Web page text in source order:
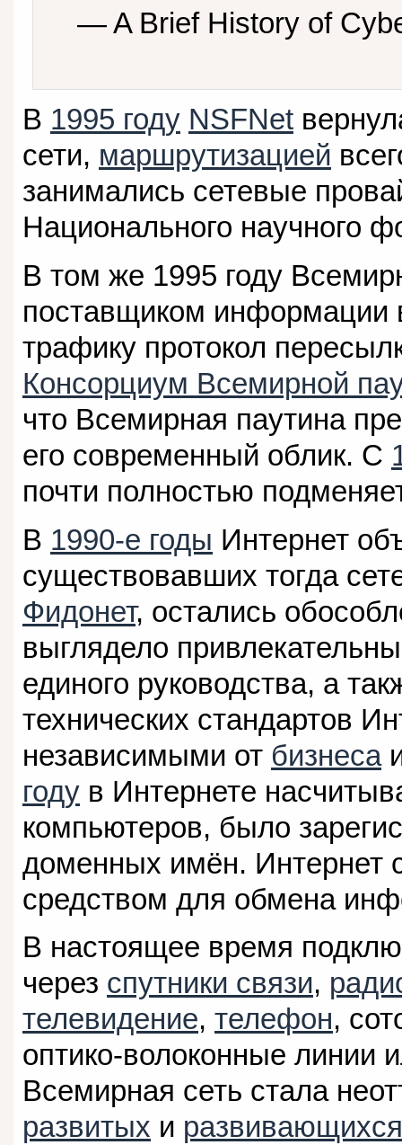
— A Brief History of
В 1995 году NSFNet
сети, маршрутизацией
занимались сетевые
Национального научного
В том же 1995 году
поставщиком информации
трафику протокол
Консорциум Всемирной
что Всемирная паутина
его современный облик. С
почти полностью
В 1990-е годы Интернет
существовавших тогда
Фидонет, остались
выглядело
единого руководства, а
технических стандартов
независимыми от бизнеса
году в Интернете
компьютеров, было
доменных имён. Интернет
средством для обмена
В настоящее время
через спутники связи,
телевидение, телефон,
оптико-волоконные линии
Всемирная сеть стала
развитых и